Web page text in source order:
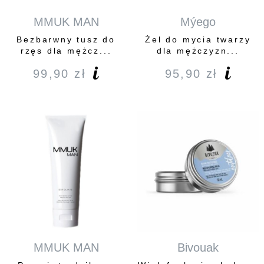
MMUK MAN
Bezbarwny tusz do
rzęs dla mężcz...
99,90 zł
Mýego
Żel do mycia twarzy
dla mężczyzn...
95,90 zł
MMUK MAN Bivouak